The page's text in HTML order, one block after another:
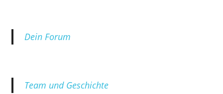
Dein Forum
Team und Geschichte